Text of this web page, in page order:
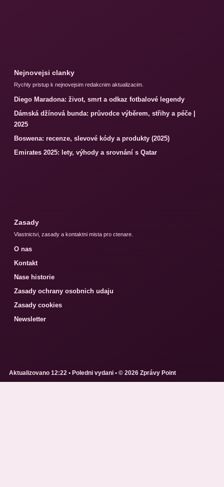
Nejnovejsi clanky
Rychly pristup k nejnovejsim redakcnim aktualizacim.
Diego Maradona: život, smrt a odkaz fotbalové legendy
Dámská džínová bunda: průvodce výběrem, střihy a péče |
2025
Boswena: recenze, slevové kódy a produkty (2025)
Emirates 2025: lety, výhody a srovnání s Qatar
Zasady
Vlastnictvi, zasady a kontaktni mista pro ctenare.
O nas
Kontakt
Nase historie
Zasady ochrany osobnich udaju
Zasady cookies
Newsletter
Aktualizovano 12:22 • Poledni vydani • © 2026 Zprávy Point